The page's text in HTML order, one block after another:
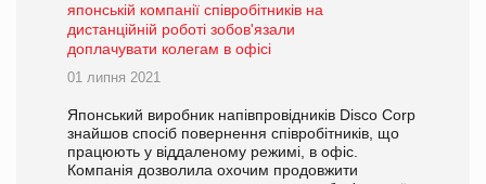
японській компанії співробітників на
дистанційній роботі зобов'язали
доплачувати колегам в офісі
01 липня 2021
Японський виробник напівпровідників Disco Corp
знайшов спосіб повернення співробітників, що
працюють у віддаленому режимі, в офіс.
Компанія дозволила охочим продовжити